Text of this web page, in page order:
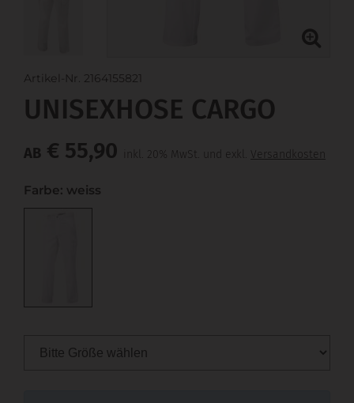
Artikel-Nr. 2164155821
UNISEXHOSE CARGO
AB € 55,90 inkl. 20% MwSt. und exkl. Versandkosten
Farbe: weiss